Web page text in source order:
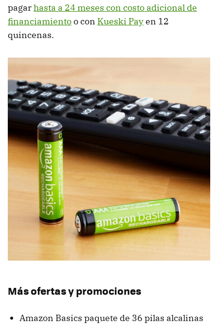
pagarhasta a 24 meses con costo adicional de
financiamientoo con Kueski Payen 12
quincenas.
Más ofertas y promociones
Amazon Basics paquete de 36 pilas alcalinas